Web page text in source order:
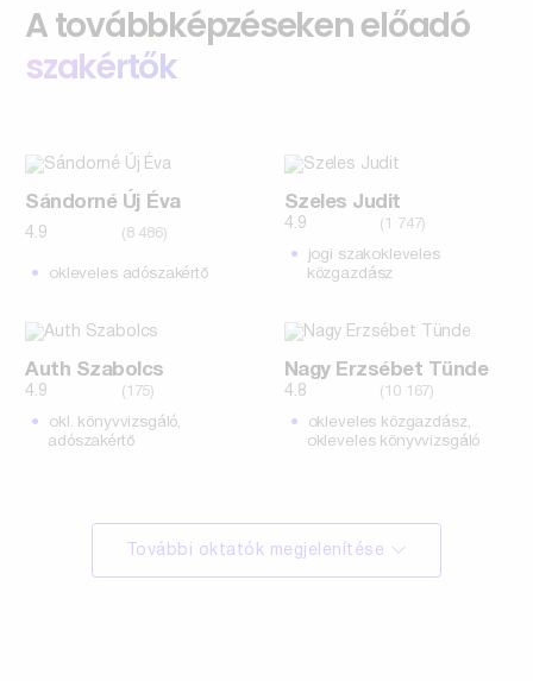
A továbbképzéseken előadó
szakértők
Sándorné Új Éva
4.9 (8 486)
okleveles adószakértő
Szeles Judit
4.9 (1 747)
jogi szakokleveles
közgazdász
Auth Szabolcs
4.9 (175)
okl. könyvvizsgáló,
adószakértő
Nagy Erzsébet Tünde
4.8 (10 167)
okleveles közgazdász,
okleveles könyvvizsgáló
További oktatók megjelenítése